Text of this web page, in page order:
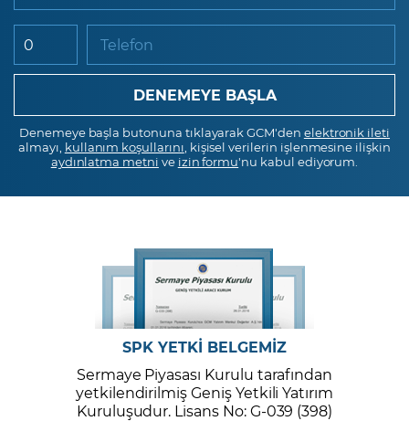
Telefon
Denemeye başla butonuna tıklayarak GCM'den elektronik ileti
almayı, kullanım koşullarını , kişisel verilerin işlenmesine ilişkin
aydınlatma metni ve izin formu'nu kabul ediyorum.
SPK YETKİ BELGEMİZ
Sermaye Piyasası Kurulu tarafından
yetkilendirilmiş Geniş Yetkili Yatırım
Kuruluşudur. Lisans No: G-039 (398)